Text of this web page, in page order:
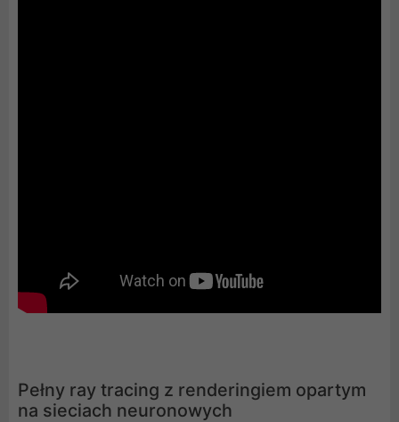
Pełny ray tracing z renderingiem opartym
na sieciach neuronowych